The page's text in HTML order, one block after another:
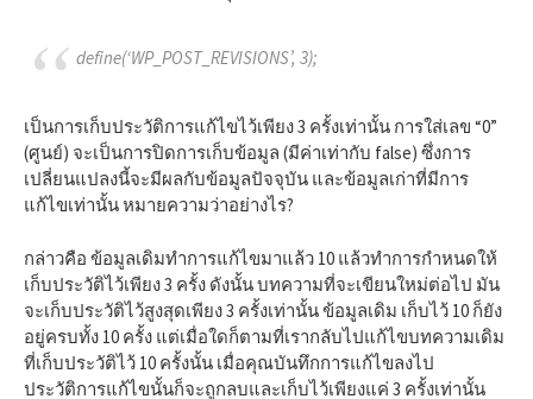
define(‘WP_POST_REVISIONS’, 3);
เป็นการเก็บประวัติการแก้ไขไว้เพียง 3 ครั้งเท่านั้น การใส่เลข “0”
(ศูนย์) จะเป็นการปิดการเก็บข้อมูล (มีค่าเท่ากับ false) ซึ่งการ
เปลี่ยนแปลงนี้จะมีผลกับข้อมูลปัจจุบัน และข้อมูลเก่าที่มีการ
แก้ไขเท่านั้น หมายความว่าอย่างไร?
กล่าวคือ ข้อมูลเดิมทำการแก้ไขมาแล้ว 10 แล้วทำการกำหนดให้
เก็บประวัติไว้เพียง 3 ครั้ง ดังนั้น บทความที่จะเขียนใหม่ต่อไป มัน
จะเก็บประวัติไว้สูงสุดเพียง 3 ครั้งเท่านั้น ข้อมูลเดิม เก็บไว้ 10 ก็ยัง
อยู่ครบทั้ง 10 ครั้ง แต่เมื่อใดก็ตามที่เรากลับไปแก้ไขบทความเดิม
ที่เก็บประวัติไว้ 10 ครั้งนั้น เมื่อคุณบันทึกการแก้ไขลงไป
ประวัติการแก้ไขนั้นก็จะถูกลบและเก็บไว้เพียงแค่ 3 ครั้งเท่านั้น